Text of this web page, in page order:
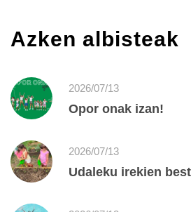
Azken albisteak
2026/07/13
Opor onak izan!
2026/07/13
Udaleku irekien